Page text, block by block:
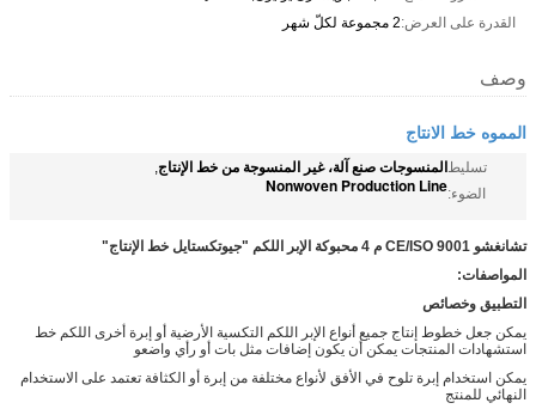
القدرة على العرض:2 مجموعة لكلّ شهر
وصف
المموه خط الانتاج
تسليط
الضوء:
المنسوجات صنع آلة، غير المنسوجة من خط الإنتاج,
Nonwoven Production Line
تشانغشو CE/ISO 9001 م 4 محبوكة الإبر اللكم "جيوتكستايل خط الإنتاج"
المواصفات:
التطبيق وخصائص
يمكن جعل خطوط إنتاج جميع أنواع الإبر اللكم التكسية الأرضية أو إبرة أخرى اللكم خط
استشهادات المنتجات يمكن أن يكون إضافات مثل بات أو رأي واضعو
يمكن استخدام إبرة تلوح في الأفق لأنواع مختلفة من إبرة أو الكثافة تعتمد على الاستخدام
النهائي للمنتج